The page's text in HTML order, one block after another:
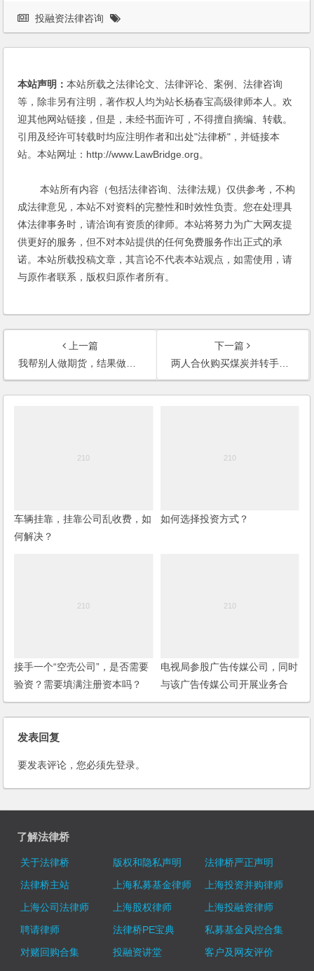
投融资法律咨询
本站声明：本站所载之法律论文、法律评论、案例、法律咨询
等，除非另有注明，著作权人均为站长杨春宝高级律师本人。欢
迎其他网站链接，但是，未经书面许可，不得擅自摘编、转载。
引用及经许可转载时均应注明作者和出处"法律桥"，并链接本
站。本站网址：http://www.LawBridge.org。
本站所有内容（包括法律咨询、法律法规）仅供参考，不构
成法律意见，本站不对资料的完整性和时效性负责。您在处理具
体法律事务时，请洽询有资质的律师。本站将努力为广大网友提
供更好的服务，但不对本站提供的任何免费服务作出正式的承
诺。本站所载投稿文章，其言论不代表本站观点，如需使用，请
与原作者联系，版权归原作者所有。
上一篇
我帮别人做期货，结果做亏损还被敲诈，款项能否要回？
下一篇
两人合伙购买煤炭并转手谋利，一人拿钱后不分，怎么办？
车辆挂靠，挂靠公司乱收费，如
何解决？
如何选择投资方式？
接手一个“空壳公司”，是否需要
验资？需要填满注册资本吗？
电视局参股广告传媒公司，同时
与该广告传媒公司开展业务合
作，如何签订合同？
发表回复
要发表评论，您必须先登录。
了解法律桥
关于法律桥 版权和隐私声明
法律桥严正声明
法律桥主站
上海私募基金律师
上海投资并购律师
上海公司法律师
上海股权律师
上海投融资律师
聘请律师
法律桥PE宝典
私募基金风控合集
对赌回购合集
投融资讲堂
客户及网友评价